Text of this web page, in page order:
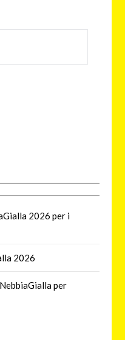
2026 per i
2026
per